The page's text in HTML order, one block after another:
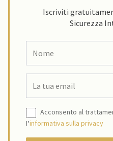
Iscriviti
Sicurezza
Acconsento al
l’informativa sulla privacy